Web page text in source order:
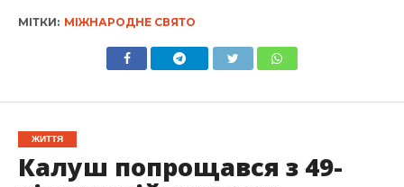
МІТКИ: МІЖНАРОДНЕ СВЯТО
ЖИТТЯ
Калуш попрощався з 49-